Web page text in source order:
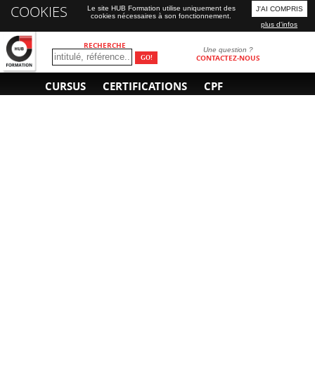
RECHERCHE Une question ?
CONTACTEZ-NOUS
CURSUS CERTIFICATIONS CPF
COOKIES
Le site HUB Formation utilise uniquement des
cookies nécessaires à son fonctionnement.
J'AI COMPRIS
plus d'infos